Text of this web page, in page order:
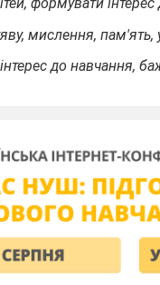
мислення, пам'ять,
до навчання,